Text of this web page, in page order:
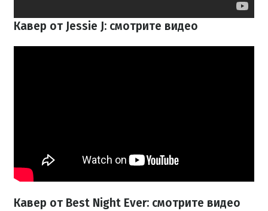
Кавер от Jessie J: смотрите видео
Кавер от Best Night Ever: смотрите видео